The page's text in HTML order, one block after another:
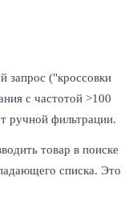
запрос ("кроссовки
с частотой >100
ручной фильтрации.
товар в поиске
списка. Это